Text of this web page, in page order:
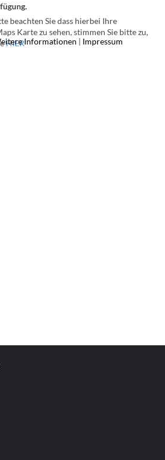
beachten Sie dass hierbei Ihre
Karte zu sehen, stimmen Sie bitte zu,
HIERInformationen | Impressum